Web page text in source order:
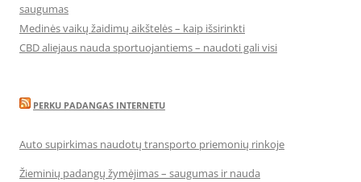
saugumas
Medinės vaikų žaidimų aikštelės – kaip išsirinkti
CBD aliejaus nauda sportuojantiems – naudoti gali visi
PERKU PADANGAS INTERNETU
Auto supirkimas naudotų transporto priemonių rinkoje
Žieminių padangų žymėjimas – saugumas ir nauda